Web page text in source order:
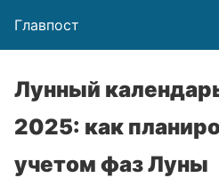
Главпост
Лунный
2025: как
учетом фаз Луны